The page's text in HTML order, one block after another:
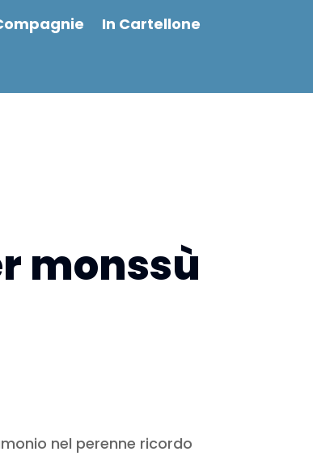
In Cartellone
monssù
nel perenne ricordo